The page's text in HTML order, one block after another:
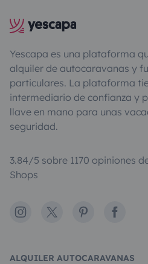
Yescapa es una plataforma
alquiler de autocaravanas y
particulares. La plataforma
intermediario de confianza y
llave en mano para unas
seguridad.
3.84/5 sobre 1170 opiniones
Shops
Instagram
X PinterestFacebook
ALQUILER AUTOCARAVANAS